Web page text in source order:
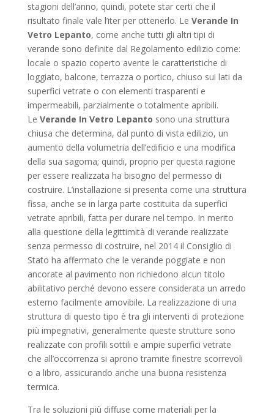
stagioni dell’anno, quindi, potete star certi che il
risultato finale vale l’iter per ottenerlo. Le Verande In
Vetro Lepanto, come anche tutti gli altri tipi di
verande sono definite dal Regolamento edilizio come:
locale o spazio coperto avente le caratteristiche di
loggiato, balcone, terrazza o portico, chiuso sui lati da
superfici vetrate o con elementi trasparenti e
impermeabili, parzialmente o totalmente apribili.
Le Verande In Vetro Lepanto sono una struttura
chiusa che determina, dal punto di vista edilizio, un
aumento della volumetria dell’edificio e una modifica
della sua sagoma; quindi, proprio per questa ragione
per essere realizzata ha bisogno del permesso di
costruire. L’installazione si presenta come una struttura
fissa, anche se in larga parte costituita da superfici
vetrate apribili, fatta per durare nel tempo. In merito
alla questione della legittimità di verande realizzate
senza permesso di costruire, nel 2014 il Consiglio di
Stato ha affermato che le verande poggiate e non
ancorate al pavimento non richiedono alcun titolo
abilitativo perché devono essere considerata un arredo
esterno facilmente amovibile. La realizzazione di una
struttura di questo tipo è tra gli interventi di protezione
più impegnativi, generalmente queste strutture sono
realizzate con profili sottili e ampie superfici vetrate
che all’occorrenza si aprono tramite finestre scorrevoli
o a libro, assicurando anche una buona resistenza
termica.
Tra le soluzioni più diffuse come materiali per la